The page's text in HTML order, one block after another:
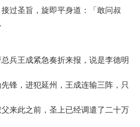
圣旨，旋即平身道：「敢问叔
王成紧急奏折来报，说是李德明
锋，进犯延州，王成连输三阵，只
来此之前，圣上已经调遣了二十万